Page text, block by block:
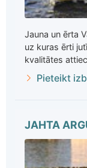
Jauna un ērta
uz kuras ērti
kvalitātes
Pieteikt
JAHTA